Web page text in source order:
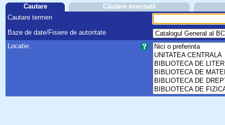
Cautare
Căutare avansată
Cautare termen
Baze de date/Fisiere de autoritate
Locatie: